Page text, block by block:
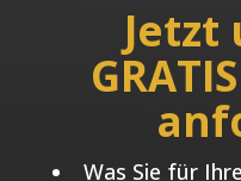
Jetzt
Was Sie für